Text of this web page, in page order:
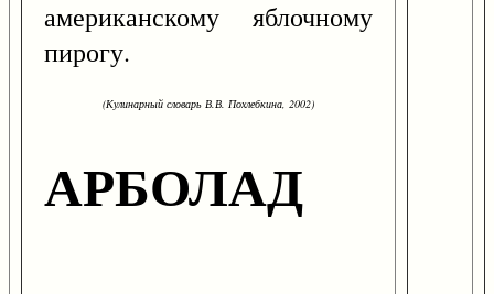
американскому яблочному
пирогу.
(Кулинарный словарь В.В. Похлебкина, 2002)
АРБОЛАД